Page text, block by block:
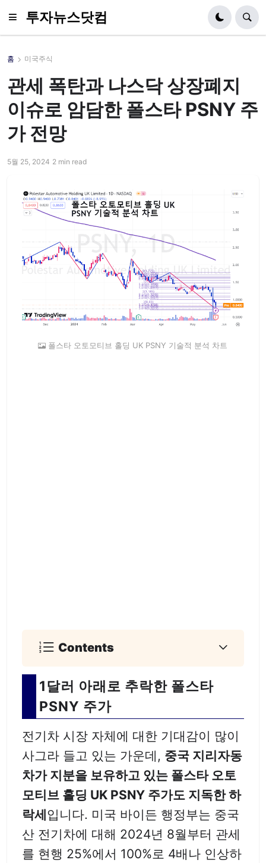
투자뉴스닷컴
홈 미국주식
관세 폭탄과 나스닥 상장폐지
이슈로 암담한 폴스타 PSNY 주
가 전망
5월 25, 2024 2 min read
폴스타 오토모티브 홀딩 UK PSNY 기술적 분석 차트
Contents
1달러 아래로 추락한 폴스타
PSNY 주가
전기차 시장 자체에 대한 기대감이 많이
사그라 들고 있는 가운데, 중국 지리자동
차가 지분을 보유하고 있는 폴스타 오토
모티브 홀딩 UK PSNY 주가도 지독한 하
락세입니다. 미국 바이든 행정부는 중국
산 전기차에 대해 2024년 8월부터 관세
를 현행 25%에서 100%로 4배나 인상하